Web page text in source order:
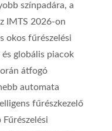
színpadára, a
IMTS 2026-on
okos fűrészelési
és globális piacok
átfogó
automata
fűrészkezelő